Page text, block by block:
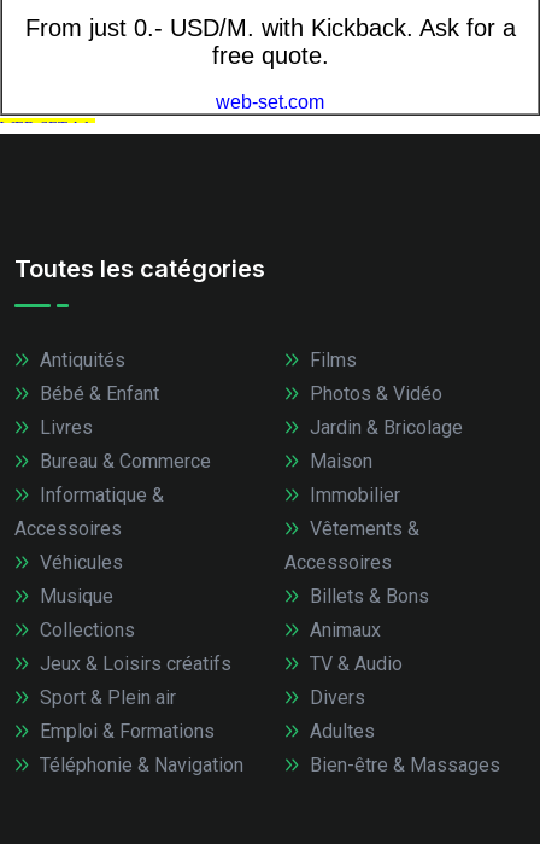
Toutes les catégories
Antiquités
Bébé & Enfant
Livres
Bureau & Commerce
Informatique &
Accessoires
Véhicules
Films
Photos & Vidéo
Jardin & Bricolage
Maison
Immobilier
Vêtements &
Accessoires
Musique
Collections
Jeux & Loisirs créatifs
Sport & Plein air
Emploi & Formations
Téléphonie & Navigation
Billets & Bons
Animaux
TV & Audio
Divers
Adultes
Bien-être & Massages